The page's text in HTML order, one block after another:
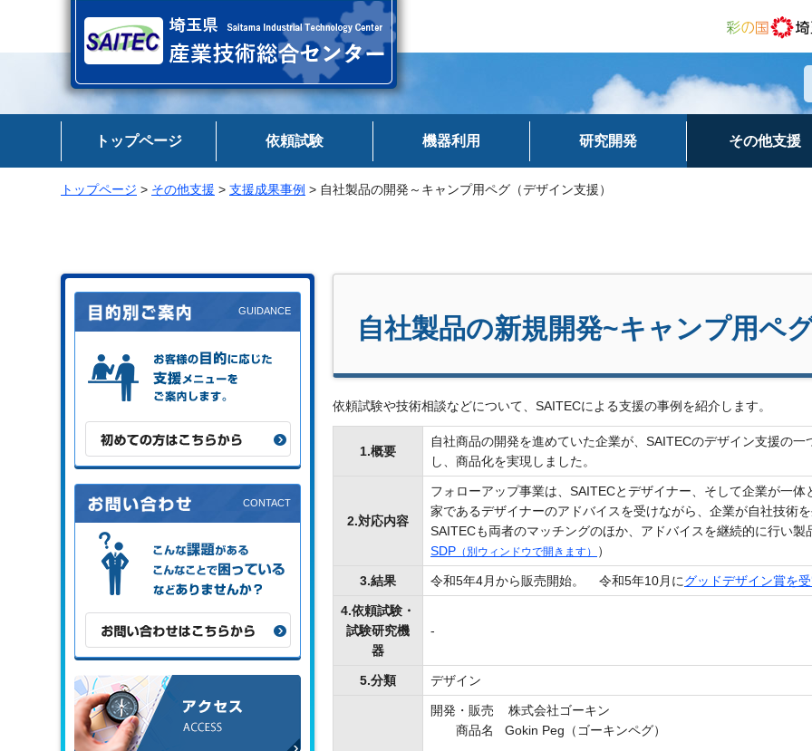
トップページ 依頼試験 機器利用 研究開発 その他支援
トップページ > その他支援 > 支援成果事例 > 自社製品の開発～キャンプ用ペグ（デザイン支援）
お客様の目的に応じた支援メニュー
をご案内します。
初めての方はこちらから
こんな課題がある、こんなことで困
っている、などありませんか？
お問い合わせはこちらから
アクセス
自社製品の新規開発~キャンプ用ペ
依頼試験や技術相談などについて、SAITECによる支援の事例を紹介します。
1.概要
自社商品の開発を進めていた企業が、SAITECのデザイン支援の
し、商品化を実現しました。
2.対応内容
フォローアップ事業は、SAITECとデザイナー、そして企業が一
家であるデザイナーのアドバイスを受けながら、企業が自社技術
SAITECも両者のマッチングのほか、アドバイスを継続的に行い製
SDP （別ウィンドウで開きます） ）
3.結果 令和5年4月から販売開始。 令和5年10月にグッドデザイン賞を
4.依頼試験・
試験研究機
器
-
5.分類 デザイン
開発・販売 株式会社ゴーキン
商品名 Gokin Peg（ゴーキンペグ）